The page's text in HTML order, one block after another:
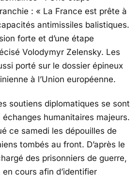
: « La France est prête à
antimissiles balistiques.
forte et d’une étape
Volodymyr Zelensky. Les
porté sur le dossier épineux
à l’Union européenne.
soutiens diplomatiques se sont
humanitaires majeurs.
ce samedi les dépouilles de
tombés au front. D’après le
des prisonniers de guerre,
cours afin d’identifier